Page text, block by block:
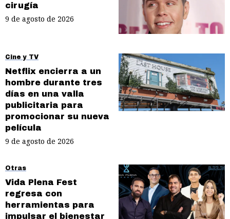
cirugía
9 de agosto de 2026
Cine y TV
Netflix encierra a un
hombre durante tres
días en una valla
publicitaria para
promocionar su nueva
película
9 de agosto de 2026
Otras
Vida Plena Fest
regresa con
herramientas para
impulsar el bienestar